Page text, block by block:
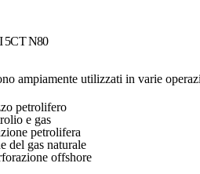
5CT N80
ampiamente utilizzati in varie
petrolifero
e gas
petrolifera
del gas naturale
offshore